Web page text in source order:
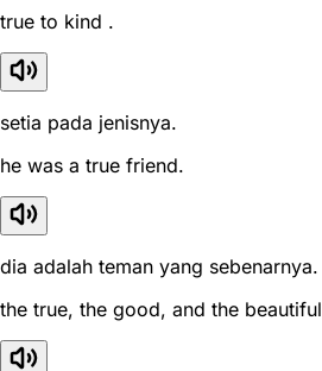
true to kind .
setia pada jenisnya.
he was a true friend.
dia adalah teman yang sebenarnya.
the true, the good, and the beautiful